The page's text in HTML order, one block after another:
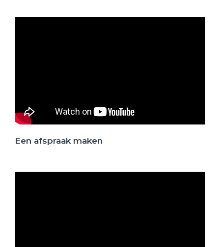
Een afspraak maken